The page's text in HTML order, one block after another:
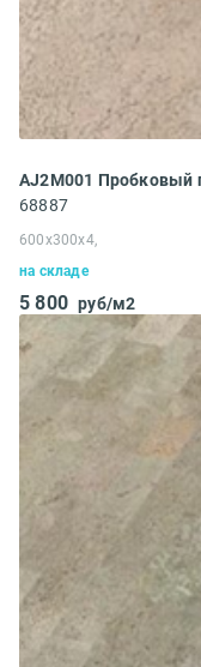
AJ2M001 Пробковый
68887
600x300x4,
на складе
5 800 руб/м2